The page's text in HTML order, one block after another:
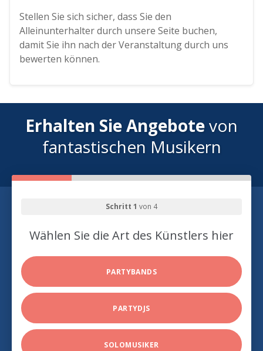
Stellen Sie sich sicher, dass Sie den
Alleinunterhalter durch unsere Seite buchen,
damit Sie ihn nach der Veranstaltung durch uns
bewerten können.
Erhalten Sie Angebotevon
fantastischen Musikern
Schritt 1 von 4
Wählen Sie die Art des Künstlers hier
PARTYBANDS
PARTYDJS
SOLOMUSIKER